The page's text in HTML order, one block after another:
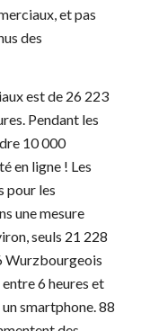
et pas
des
est de 26 223
Pendant les
10 000
en ligne ! Les
pour les
une mesure
seuls 21 228
Wurzbourgeois
6 heures et
smartphone. 88